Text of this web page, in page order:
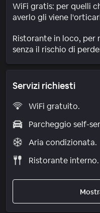
WiFi gratis: per quelli
averlo gli viene
Ristorante in loco, per
senza il rischio di
Servizi richiesti
WiFi gratuito.
Parcheggio self-
Aria condizionata.
Ristorante interno.